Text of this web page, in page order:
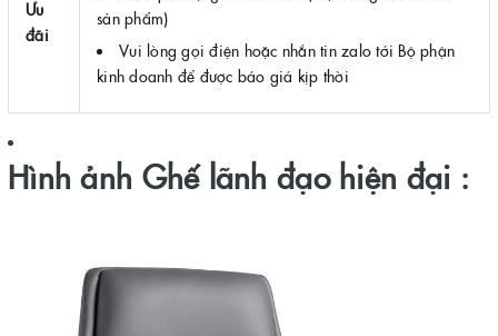
Ưu
đãi
sản phẩm)
Vui lòng gọi điện hoặc nhắn tin zalo tới Bộ phận
kinh doanh để được báo giá kịp thời
Hình ảnh Ghế lãnh đạo hiện đại :